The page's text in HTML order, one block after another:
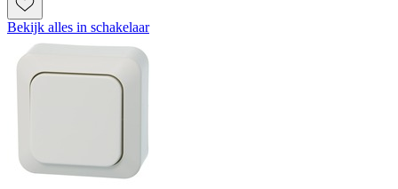
Bekijk alles in schakelaar